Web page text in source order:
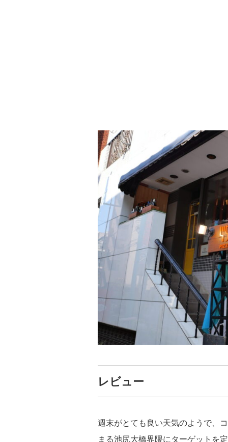
レビュー
週末がとても良い天気のようで、
まる池尻大橋界隈にターゲットを